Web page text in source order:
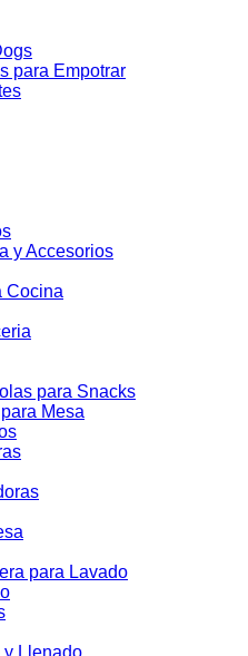
para Empotrar
y Accesorios
Cocina
para Snacks
Mesa
para Lavado
y Llenado